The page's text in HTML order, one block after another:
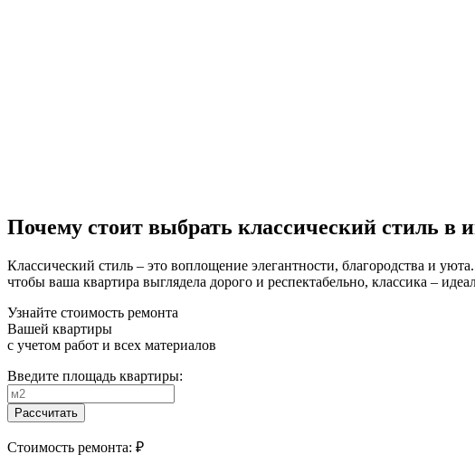
Почему стоит выбрать классический стиль в
Классический стиль – это воплощение элегантности, благородства и
чтобы ваша квартира выглядела дорого и респектабельно, классика –
Узнайте стоимость ремонта
Вашей квартиры
с учетом работ и всех материалов
Введите площадь квартиры:
Рассчитать
Стоимость ремонта: ₽